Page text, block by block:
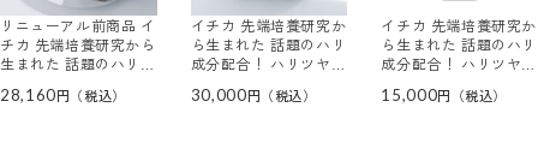
リニューアル前商品 イ
チカ 先端培養研究から
生まれた 話題のハリ成
なめらか肌へ導く美容
28,160
イチカ 先端培養研究か
ら生まれた 話題のハリ
成分配合！ ハリツヤ潤
ＳＮＡ エッセンスプラ
30,000
イチカ 先端培養研究か
ら生まれた 話題のハリ
成分配合！ ハリツヤ潤
ＳＮＡ エッセンスプラ
15,000